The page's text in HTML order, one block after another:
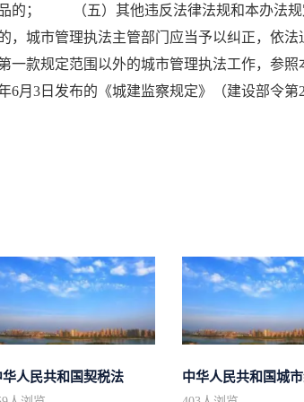
品的； （五）其他违反法律法规和本办
，城市管理执法主管部门应当予以纠正，
款规定范围以外的城市管理执法工作，
6月3日发布的《城建监察规定》（建设部令第
华人民共和国契税法